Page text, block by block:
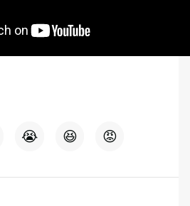
😭 😆 😡